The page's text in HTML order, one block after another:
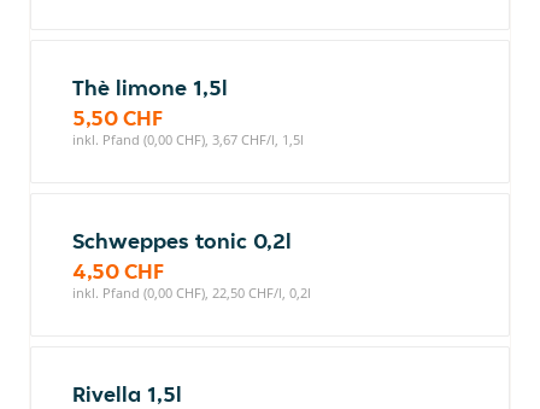
Thè limone 1,5l
5,50 CHF
inkl. Pfand (0,00 CHF), 3,67 CHF/l, 1,5l
Schweppes tonic 0,2l
4,50 CHF
inkl. Pfand (0,00 CHF), 22,50 CHF/l, 0,2l
Rivella 1,5l